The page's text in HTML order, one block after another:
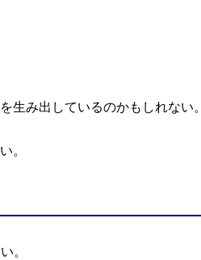
生み出しているのかもしれない。
。
。